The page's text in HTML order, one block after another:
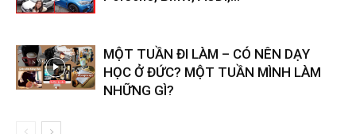
MỘT TUẦN ĐI LÀM – CÓ NÊN DẠY
HỌC Ở ĐỨC? MỘT TUẦN MÌNH LÀM
NHỮNG GÌ?